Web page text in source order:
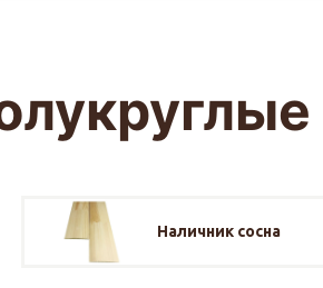
Наличник сосна